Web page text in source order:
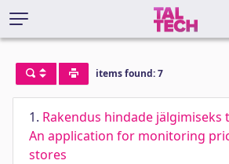
items found: 7
1. Rakendus hindade jälgimiseks
An application for monitoring
stores